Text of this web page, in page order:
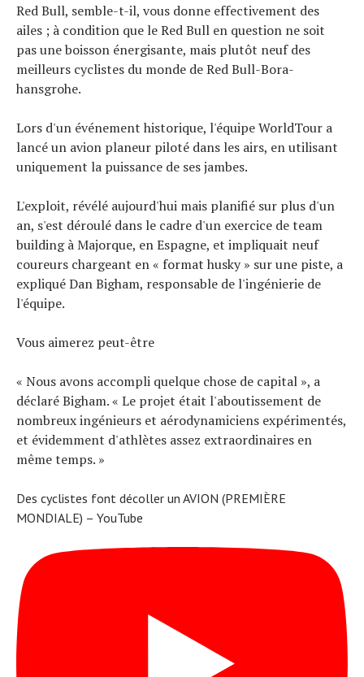
Red Bull, semble-t-il, vous donne effectivement des
ailes ; à condition que le Red Bull en question ne soit
pas une boisson énergisante, mais plutôt neuf des
meilleurs cyclistes du monde de Red Bull-Bora-
hansgrohe.
Lors d'un événement historique, l'équipe WorldTour a
lancé un avion planeur piloté dans les airs, en utilisant
uniquement la puissance de ses jambes.
L'exploit, révélé aujourd'hui mais planifié sur plus d'un
an, s'est déroulé dans le cadre d'un exercice de team
building à Majorque, en Espagne, et impliquait neuf
coureurs chargeant en « format husky » sur une piste, a
expliqué Dan Bigham, responsable de l'ingénierie de
l'équipe.
Vous aimerez peut-être
« Nous avons accompli quelque chose de capital », a
déclaré Bigham. « Le projet était l'aboutissement de
nombreux ingénieurs et aérodynamiciens expérimentés,
et évidemment d'athlètes assez extraordinaires en
même temps. »
Des cyclistes font décoller un AVION (PREMIÈRE
MONDIALE) – YouTube
Actualités
Technologies
Conseils
Tendances
Tous nos articles
À propos